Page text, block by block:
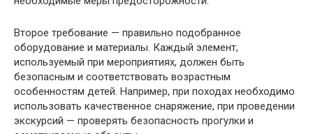
Второе требование — правильно подобранное
оборудование и материалы. Каждый элемент,
используемый при мероприятиях, должен быть
безопасным и соответствовать возрастным
особенностям детей. Например, при походах необходимо
использовать качественное снаряжение, при проведении
экскурсий — проверять безопасность прогулки и